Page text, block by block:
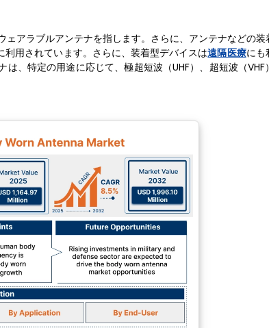
アラブルアンテナを指します。さらに、アンテナなどの装
用されています。さらに、装着型デバイスは遠隔医療にも
、特定の用途に応じて、極超短波（UHF）、超短波（VHF